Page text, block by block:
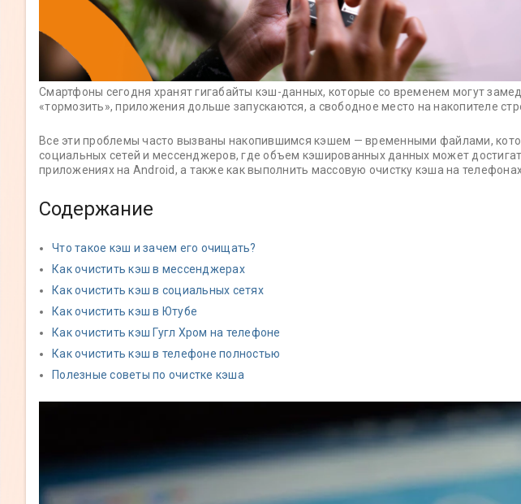
Смартфоны сегодня хранят гигабайты кэш-данных, которые со временем могут
«тормозить», приложения дольше запускаются, а свободное место на накопителе
Все эти проблемы часто вызваны накопившимся кэшем — временными файлами,
социальных сетей и мессенджеров, где объем кэшированных данных может
приложениях на Android, а также как выполнить массовую очистку кэша на
Содержание
Что такое кэш и зачем его очищать?
Как очистить кэш в мессенджерах
Как очистить кэш в социальных сетях
Как очистить кэш в Ютубе
Как очистить кэш Гугл Хром на телефоне
Как очистить кэш в телефоне полностью
Полезные советы по очистке кэша